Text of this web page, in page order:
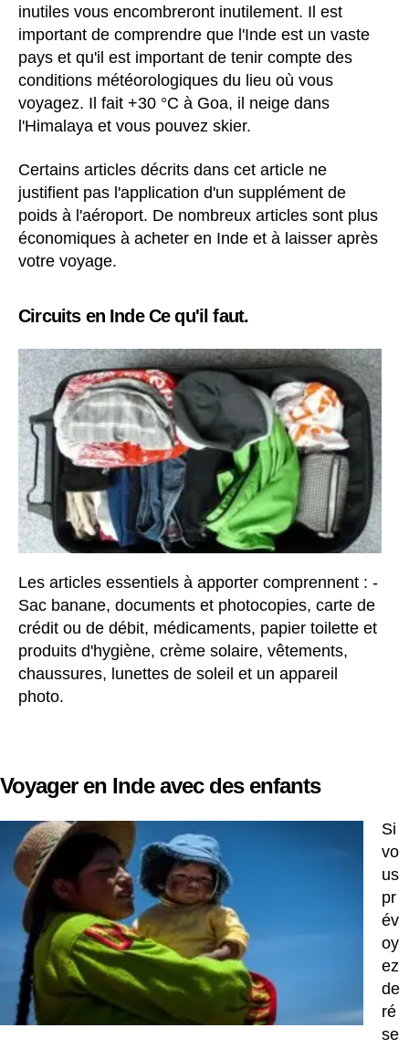
inutiles vous encombreront inutilement. Il est
important de comprendre que l'Inde est un vaste
pays et qu'il est important de tenir compte des
conditions météorologiques du lieu où vous
voyagez. Il fait +30 °C à Goa, il neige dans
l'Himalaya et vous pouvez skier.
Certains articles décrits dans cet article ne
justifient pas l'application d'un supplément de
poids à l'aéroport. De nombreux articles sont plus
économiques à acheter en Inde et à laisser après
votre voyage.
Circuits en Inde Ce qu'il faut.
Les articles essentiels à apporter comprennent : -
Sac banane, documents et photocopies, carte de
crédit ou de débit, médicaments, papier toilette et
produits d'hygiène, crème solaire, vêtements,
chaussures, lunettes de soleil et un appareil
photo.
Voyager en Inde avec des enfants
Si
vo
us
pr
év
oy
ez
de
ré
se